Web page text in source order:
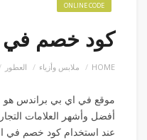
ONLINE CODE
كود خصم في
HOME ملابس وأزياء العطور
موقع في اي بي براندس هو
أفضل وأشهر العلامات
عند استخدام كود خصم في